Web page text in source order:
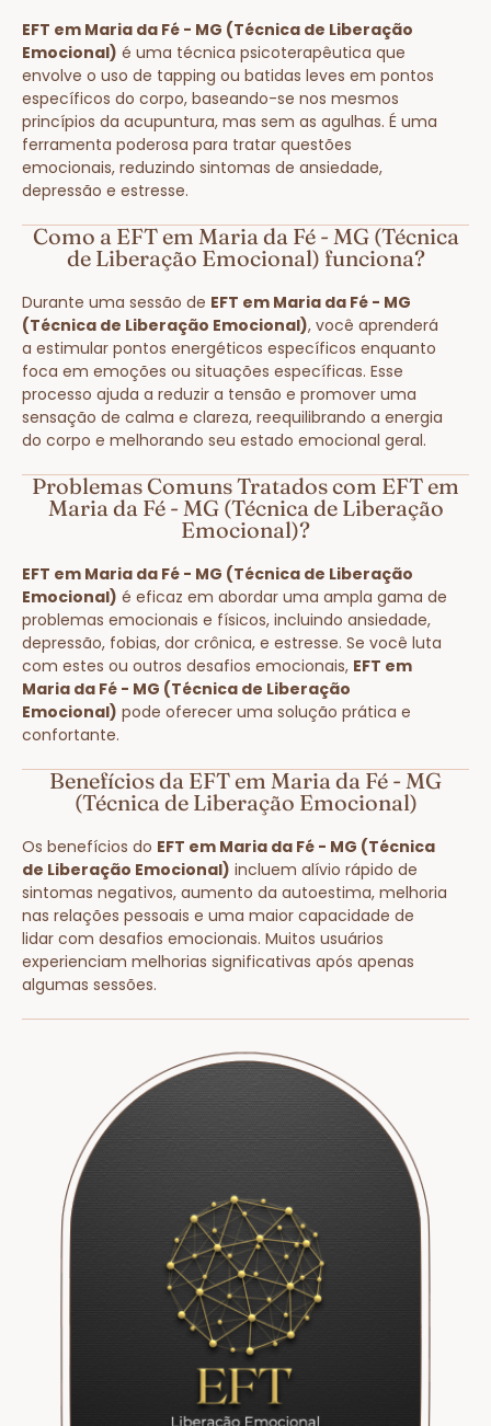
EFT em Maria da Fé - MG (Técnica de Liberação
Emocional) é uma técnica psicoterapêutica que
envolve o uso de tapping ou batidas leves em pontos
específicos do corpo, baseando-se nos mesmos
princípios da acupuntura, mas sem as agulhas. É uma
ferramenta poderosa para tratar questões
emocionais, reduzindo sintomas de ansiedade,
depressão e estresse.
Como a EFT em Maria da Fé - MG (Técnica
de Liberação Emocional) funciona?
Durante uma sessão de EFT em Maria da Fé - MG
(Técnica de Liberação Emocional), você aprenderá
a estimular pontos energéticos específicos enquanto
foca em emoções ou situações específicas. Esse
processo ajuda a reduzir a tensão e promover uma
sensação de calma e clareza, reequilibrando a energia
do corpo e melhorando seu estado emocional geral.
Problemas Comuns Tratados com EFT em
Maria da Fé - MG (Técnica de Liberação
Emocional)?
EFT em Maria da Fé - MG (Técnica de Liberação
Emocional) é eficaz em abordar uma ampla gama de
problemas emocionais e físicos, incluindo ansiedade,
depressão, fobias, dor crônica, e estresse. Se você luta
com estes ou outros desafios emocionais, EFT em
Maria da Fé - MG (Técnica de Liberação
Emocional) pode oferecer uma solução prática e
confortante.
Benefícios da EFT em Maria da Fé - MG
(Técnica de Liberação Emocional)
Os benefícios do EFT em Maria da Fé - MG (Técnica
de Liberação Emocional) incluem alívio rápido de
sintomas negativos, aumento da autoestima, melhoria
nas relações pessoais e uma maior capacidade de
lidar com desafios emocionais. Muitos usuários
experienciam melhorias significativas após apenas
algumas sessões.